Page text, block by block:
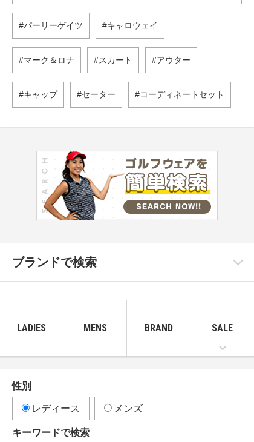
パーリーゲイツ キャロウェイ
マーク＆ロナ スカート アウター
キャップ セーター コーディネートセット
ブランドで検索
LADIES MENS BRAND SALE
性別
レディース メンズ
キーワードで検索